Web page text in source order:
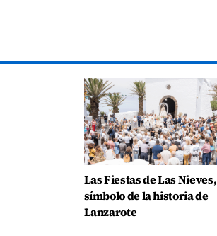
Las Fiestas de Las Nieves,
símbolo de la historia de
Lanzarote